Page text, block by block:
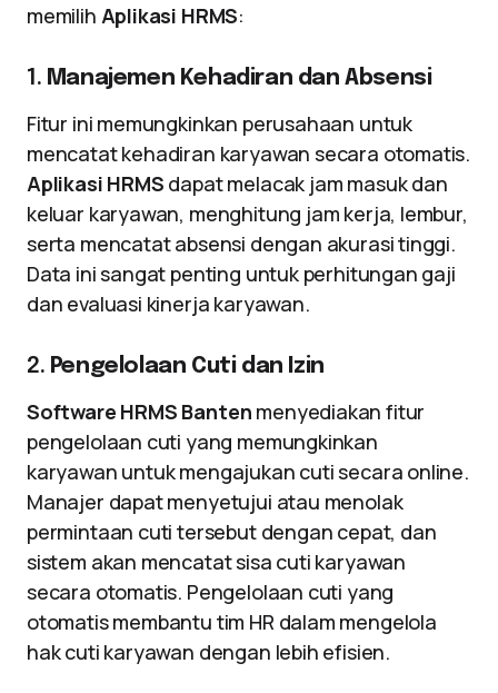
memilih Aplikasi HRMS:
1. Manajemen Kehadiran dan Absensi
Fitur ini memungkinkan perusahaan untuk
mencatat kehadiran karyawan secara otomatis.
Aplikasi HRMS dapat melacak jam masuk dan
keluar karyawan, menghitung jam kerja, lembur,
serta mencatat absensi dengan akurasi tinggi.
Data ini sangat penting untuk perhitungan gaji
dan evaluasi kinerja karyawan.
2. Pengelolaan Cuti dan Izin
Software HRMS Banten menyediakan fitur
pengelolaan cuti yang memungkinkan
karyawan untuk mengajukan cuti secara online.
Manajer dapat menyetujui atau menolak
permintaan cuti tersebut dengan cepat, dan
sistem akan mencatat sisa cuti karyawan
secara otomatis. Pengelolaan cuti yang
otomatis membantu tim HR dalam mengelola
hak cuti karyawan dengan lebih efisien.